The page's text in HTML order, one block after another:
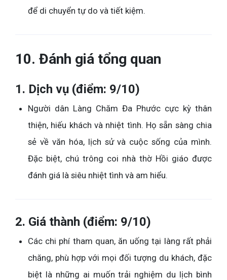
để di chuyển tự do và tiết kiệm.
10. Đánh giá tổng quan
1. Dịch vụ (điểm: 9/10)
Người dân Làng Chăm Đa Phước cực kỳ thân
thiện, hiếu khách và nhiệt tình. Họ sẵn sàng chia
sẻ về văn hóa, lịch sử và cuộc sống của mình.
Đặc biệt, chú trông coi nhà thờ Hồi giáo được
đánh giá là siêu nhiệt tình và am hiểu.
2. Giá thành (điểm: 9/10)
Các chi phí tham quan, ăn uống tại làng rất phải
chăng, phù hợp với mọi đối tượng du khách, đặc
biệt là những ai muốn trải nghiệm du lịch bình